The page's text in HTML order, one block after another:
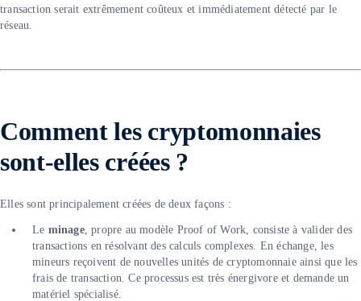
transaction serait extrêmement coûteux et immédiatement détecté par le
réseau.
Comment les cryptomonnaies
sont-elles créées ?
Elles sont principalement créées de deux façons :
Le minage, propre au modèle Proof of Work, consiste à valider des
transactions en résolvant des calculs complexes. En échange, les
mineurs reçoivent de nouvelles unités de cryptomonnaie ainsi que les
frais de transaction. Ce processus est très énergivore et demande un
matériel spécialisé.